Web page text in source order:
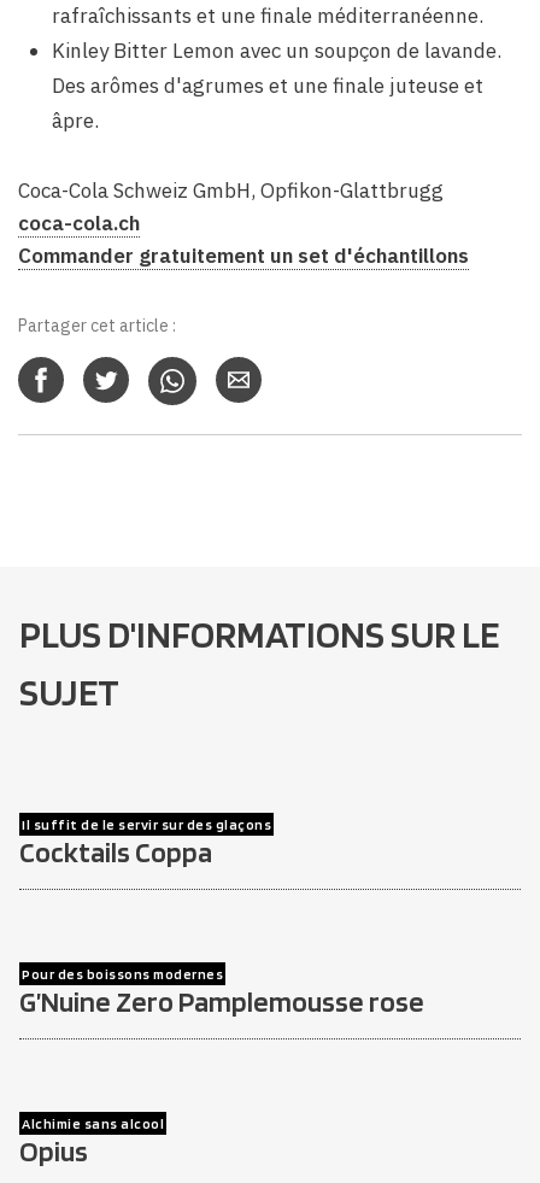
rafraîchissants et une finale méditerranéenne.
Kinley Bitter Lemon avec un soupçon de lavande.
Des arômes d'agrumes et une finale juteuse et
âpre.
Coca-Cola Schweiz GmbH, Opfikon-Glattbrugg
coca-cola.ch
Commander gratuitement un set d'échantillons
Partager cet article :
PLUS D'INFORMATIONS SUR LE
SUJET
Il suffit de le servir sur des glaçons
Cocktails Coppa
Pour des boissons modernes
G’Nuine Zero Pamplemousse rose
Alchimie sans alcool
Opius